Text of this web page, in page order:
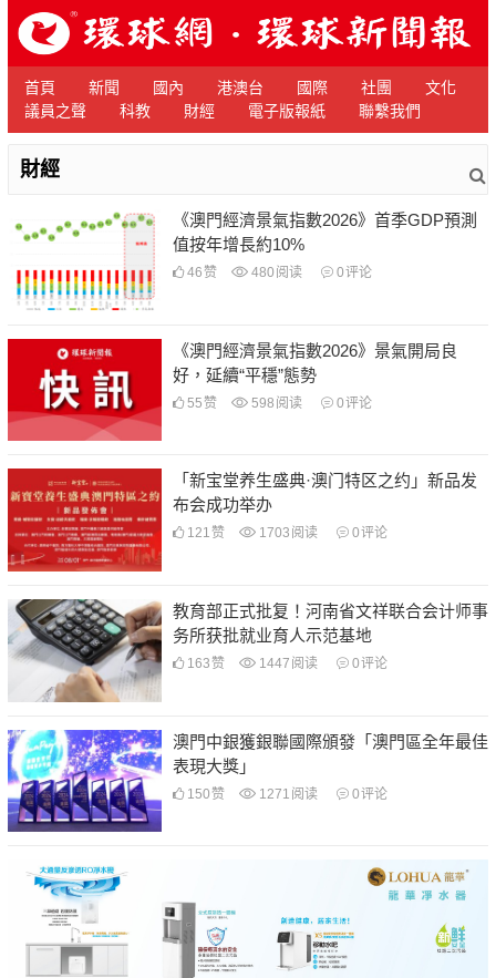
首頁 新聞 國內 港澳台 國際 社團
文化
議員之聲
科教 財經 電子版報紙 聯繫我們
財經
《澳門經濟景氣指數2026》首季GDP預測
值按年增長約10%
46 赞 480 阅读 0评论
《澳門經濟景氣指數2026》景氣開局良
好，延續“平穩”態勢
55 赞 598 阅读 0评论
「新宝堂养生盛典·澳门特区之约」新品发
布会成功举办
121 赞 1703 阅读 0评论
教育部正式批复！河南省文祥联合会计师事
务所获批就业育人示范基地
163 赞 1447 阅读 0评论
澳門中銀獲銀聯國際頒發「澳門區全年最佳
表現大獎」
150 赞 1271 阅读 0评论